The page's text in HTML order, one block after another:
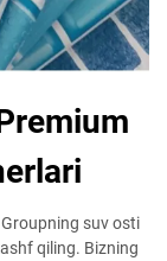
suv osti
qiling. Bizning